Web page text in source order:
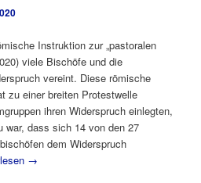
Instruktion zur „pastoralen
viele Bischöfe und die
vereint. Diese römische
zu einer breiten Protestwelle
ihren Widerspruch einlegten,
war, dass sich 14 von den 27
dem Widerspruch
→